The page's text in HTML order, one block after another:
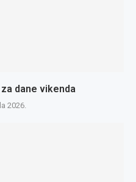
dane vikenda
2026.